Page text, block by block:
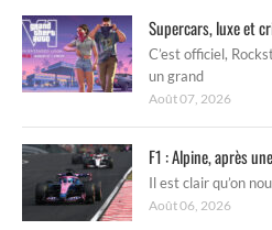
Supercars, luxe et
C’est officiel,
un grand
Août 07, 2026
F1 : Alpine, après
Il est clair qu’on
Août 06, 2026